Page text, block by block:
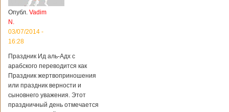
Опубл. Vadim
N.
03/07/2014 -
16:28
Праздник Ид аль-Адх с
арабского переводится как
Праздник жертвоприношения
или праздник верности и
сыновнего уважения. Этот
праздничный день отмечается